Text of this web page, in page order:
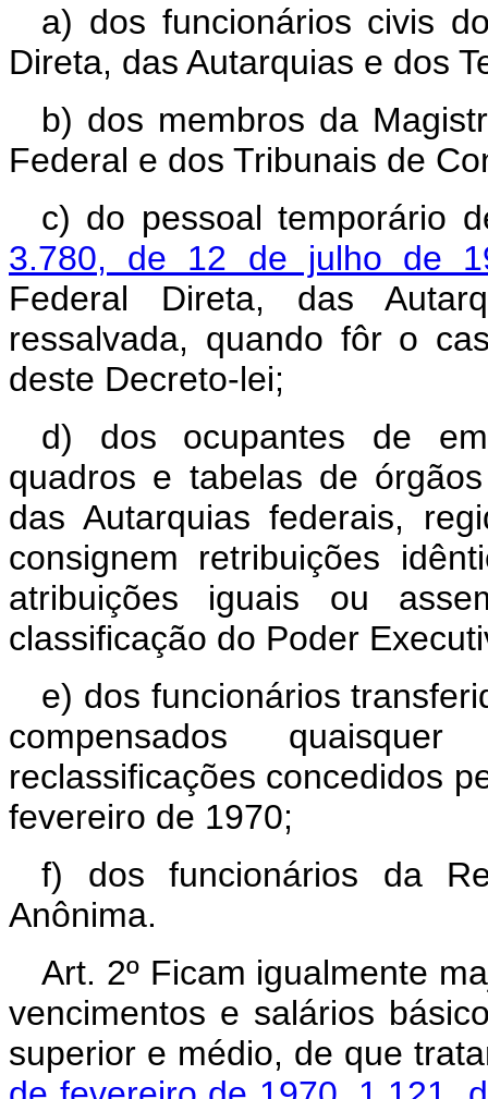
a) dos funcionários civis
Direta, das Autarquias e dos
b) dos membros da
Federal e dos Tribunais de
c) do pessoal temporário
3.780, de 12 de julho de
Federal Direta, das
ressalvada, quando fôr o
deste Decreto-lei;
d) dos ocupantes de
quadros e tabelas de
das Autarquias federais,
consignem retribuições
atribuições iguais ou
classificação do Poder
e) dos funcionários
compensados
reclassificações concedidos
fevereiro de 1970;
f) dos funcionários da
Anônima.
Art. 2º Ficam igualmente
vencimentos e salários
superior e médio, de que